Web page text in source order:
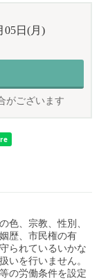
05日(月)
がございます
色、宗教、性別、
歴、市民権の有
られているいかな
いを行いません。
の労働条件を設定